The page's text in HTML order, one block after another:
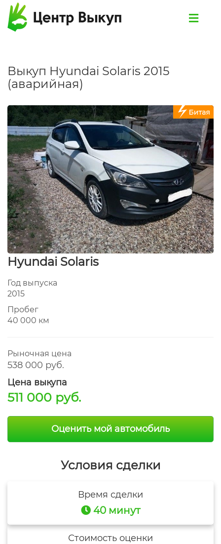
Выкуп Hyundai Solaris 2015
(аварийная)
Hyundai Solaris
Год выпуска
2015
Пробег
40 000 км
Рыночная цена
538 000 руб.
Цена выкупа
511 000 руб.
Оценить мой автомобиль
Условия сделки
Время сделки
40 минут
Стоимость оценки